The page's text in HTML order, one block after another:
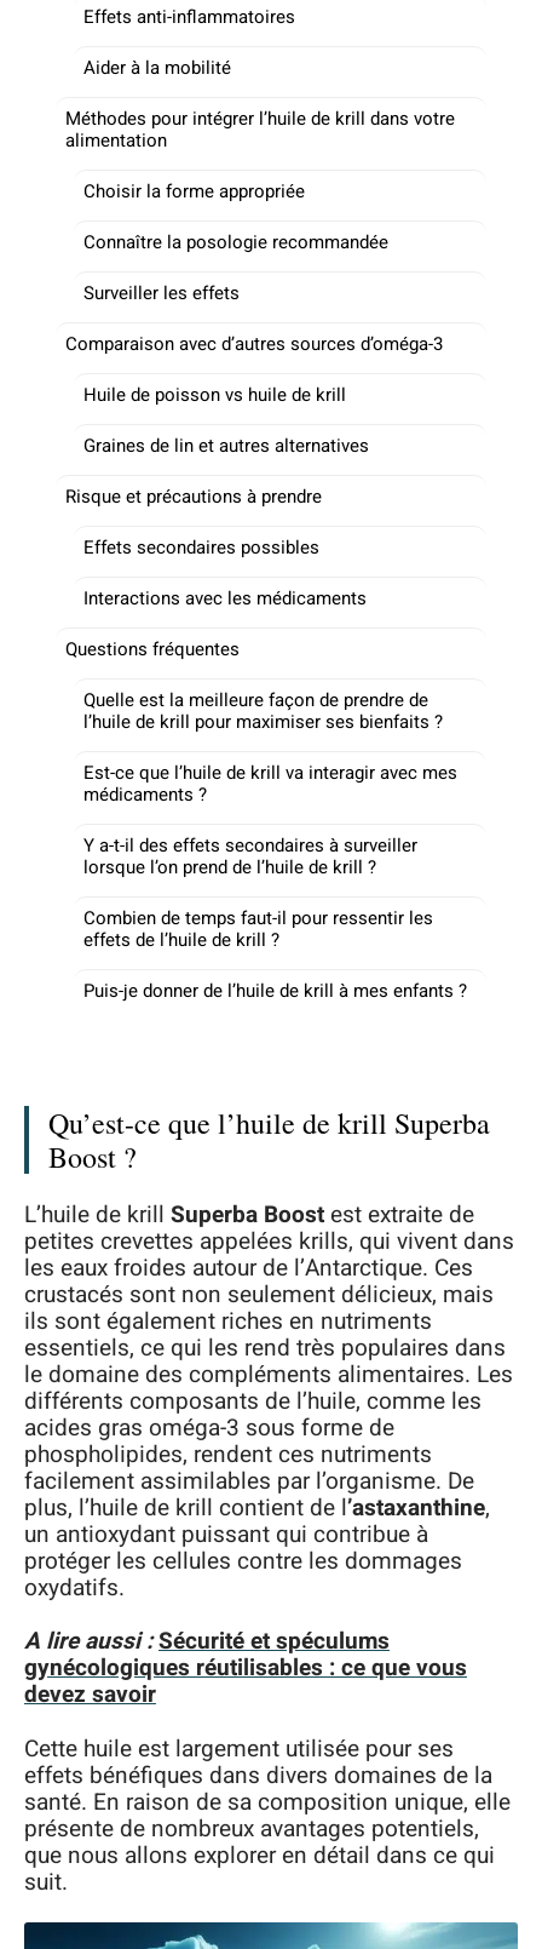
Effets anti-inflammatoires
Aider à la mobilité
Méthodes pour intégrer l’huile de krill dans votre
alimentation
Choisir la forme appropriée
Connaître la posologie recommandée
Surveiller les effets
Comparaison avec d’autres sources d’oméga-3
Huile de poisson vs huile de krill
Graines de lin et autres alternatives
Risque et précautions à prendre
Effets secondaires possibles
Interactions avec les médicaments
Questions fréquentes
Quelle est la meilleure façon de prendre de
l’huile de krill pour maximiser ses bienfaits ?
Est-ce que l’huile de krill va interagir avec mes
médicaments ?
Y a-t-il des effets secondaires à surveiller
lorsque l’on prend de l’huile de krill ?
Combien de temps faut-il pour ressentir les
effets de l’huile de krill ?
Puis-je donner de l’huile de krill à mes enfants ?
Qu’est-ce que l’huile de krill Superba
Boost ?
L’huile de krill Superba Boostest extraite de
petites crevettes appelées krills, qui vivent dans
les eaux froides autour de l’Antarctique. Ces
crustacés sont non seulement délicieux, mais
ils sont également riches en nutriments
essentiels, ce qui les rend très populaires dans
le domaine des compléments alimentaires. Les
différents composants de l’huile, comme les
acides gras oméga-3 sous forme de
phospholipides, rendent ces nutriments
facilement assimilables par l’organisme. De
plus, l’huile de krill contient de l’astaxanthine,
un antioxydant puissant qui contribue à
protéger les cellules contre les dommages
oxydatifs.
A lire aussi :Sécurité et spéculums
gynécologiques réutilisables : ce que vous
devez savoir
Cette huile est largement utilisée pour ses
effets bénéfiques dans divers domaines de la
santé. En raison de sa composition unique, elle
présente de nombreux avantages potentiels,
que nous allons explorer en détail dans ce qui
suit.